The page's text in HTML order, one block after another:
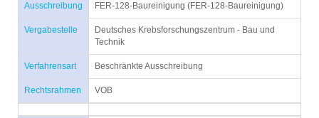
Ausschreibung FER-128-Baureinigung (FER-128-Baureinigung)
Vergabestelle
Deutsches Krebsforschungszentrum - Bau und
Technik
Verfahrensart Beschränkte Ausschreibung
Rechtsrahmen VOB